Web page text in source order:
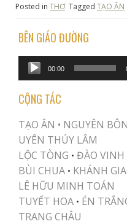
Posted in THƠ Tagged TẠO ÂN
BÊN GIÁO ĐƯỜNG
Audio
Player
00:00
CỘNG TÁC
TẠO ÂN • NGUYÊN
UYÊN THÚY LÂM
LỘC TÒNG • ĐÀO VINH
BÙI CHUA • KHÁNH
LÊ HỮU MINH TOÁN
TUYẾT HOA • ÉN
TRANG CHÂU